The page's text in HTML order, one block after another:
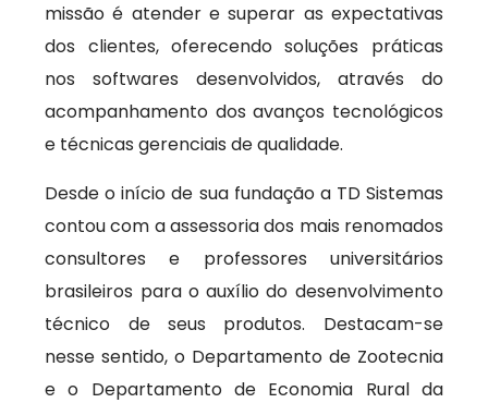
missão é atender e superar as expectativas
dos clientes, oferecendo soluções práticas
nos softwares desenvolvidos, através do
acompanhamento dos avanços tecnológicos
e técnicas gerenciais de qualidade.
Desde o início de sua fundação a TD Sistemas
contou com a assessoria dos mais renomados
consultores e professores universitários
brasileiros para o auxílio do desenvolvimento
técnico de seus produtos. Destacam-se
nesse sentido, o Departamento de Zootecnia
e o Departamento de Economia Rural da